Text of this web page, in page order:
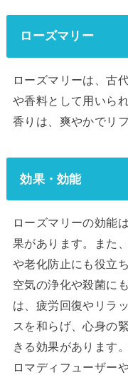
ローズマリー
ローズマリーは、古
や香料として用いら
香りは、爽やかでリ
効果・効能
ローズマリーの効能
果があります。また
や老化防止にも役立
空気の浄化や殺菌に
は、疲労回復やリラ
スを和らげ、心身の
きる効果があります
ロマディフューザー